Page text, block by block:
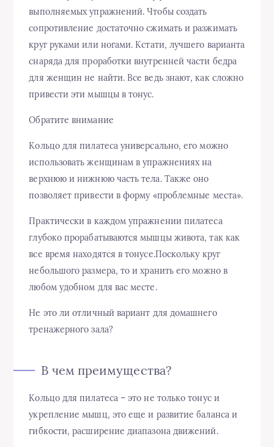
выполняемых упражнений. Чтобы создать
сопротивление достаточно сжимать и разжимать
круг руками или ногами. Кстати, лучшего варианта
снаряда для проработки внутренней части бедра
для женщин не найти. Все ведь знают, как сложно
привести эти мышцы в тонус.
Обратите внимание
Кольцо для пилатеса универсально, его можно
использовать женщинам в упражнениях на
верхнюю и нижнюю часть тела. Также оно
позволяет привести в форму «проблемные места».
Практически в каждом упражнении пилатеса
глубоко прорабатываются мышцы живота, так как
все время находятся в тонусе.Поскольку круг
небольшого размера, то и хранить его можно в
любом удобном для вас месте.
Не это ли отличный вариант для домашнего
тренажерного зала?
В чем преимущества?
Кольцо для пилатеса – это не только тонус и
укрепление мышц, это еще и развитие баланса и
гибкости, расширение диапазона движений.